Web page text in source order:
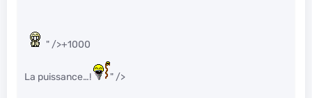
" />+1000
La puissance…! " />